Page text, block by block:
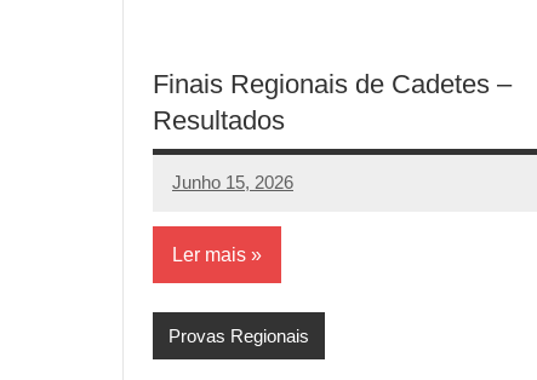
Finais Regionais de Cadetes –
Resultados
Junho 15, 2026
aeram
Sem
comentários
Ler mais
Provas Regionais